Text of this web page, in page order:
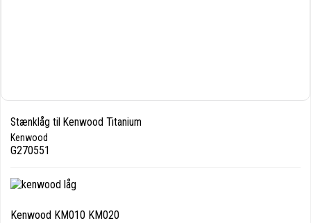
Stænklåg til Kenwood Titanium
Kenwood
G270551
Kenwood KM010 KM020